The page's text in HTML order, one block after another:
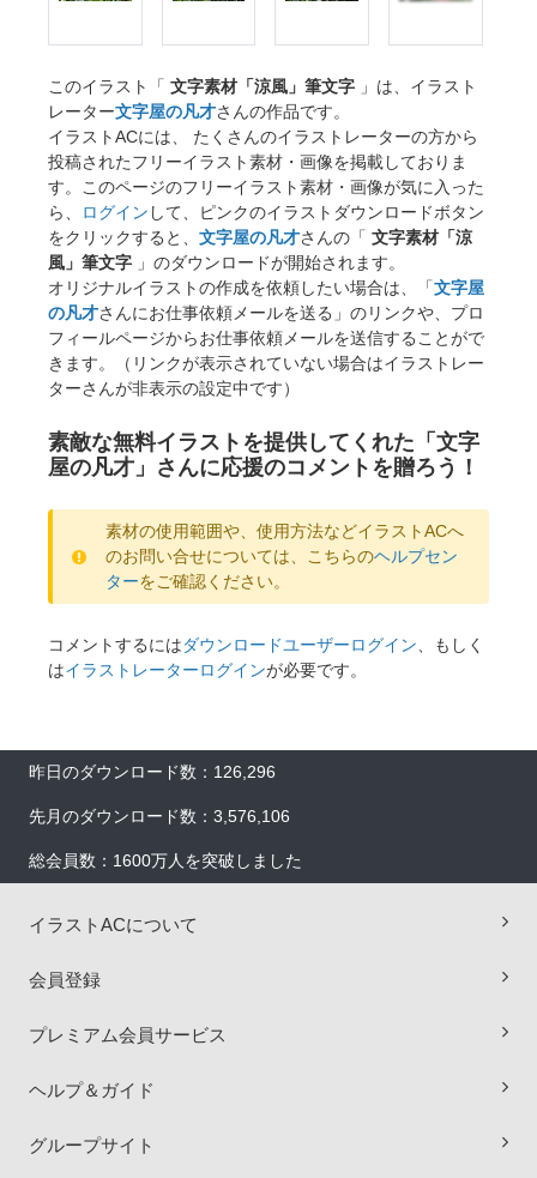
このイラスト「 文字素材「涼風」筆文字 」は、イラスト
レーター文字屋の凡才さんの作品です。
イラストACには、 たくさんのイラストレーターの方から
投稿されたフリーイラスト素材・画像を掲載しておりま
す。このページのフリーイラスト素材・画像が気に入った
ら、
ログイン して、ピンクのイラストダウンロードボタン
をクリックすると、 文字屋の凡才さんの「 文字素材「涼
風」筆文字 」のダウンロードが開始されます。
オリジナルイラストの作成を依頼したい場合は、「文字屋
の凡才さんにお仕事依頼メールを送る」のリンクや、プロ
フィールページからお仕事依頼メールを送信することがで
きます。（リンクが表示されていない場合はイラストレー
ターさんが非表示の設定中です）
素敵な無料イラストを提供してくれた「文字
屋の凡才」さんに応援のコメントを贈ろう！
素材の使用範囲や、使用方法などイラストACへ
のお問い合せについては、こちらのヘルプセン
ターをご確認ください。
コメントするにはダウンロードユーザーログイン 、もしく
はイラストレーターログインが必要です。
昨日のダウンロード数：126,296
先月のダウンロード数：3,576,106
総会員数：1600万人を突破しました
イラストACについて
会員登録
プレミアム会員サービス
ヘルプ＆ガイド
グループサイト